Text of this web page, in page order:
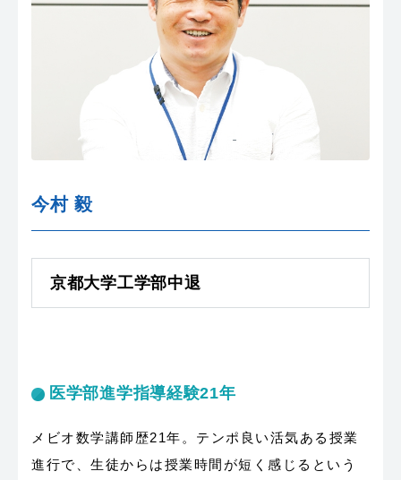
今村 毅
京都大学工学部中退
医学部進学指導経験21年
メビオ数学講師歴21年。テンポ良い活気ある授業
進行で、生徒からは授業時間が短く感じるという